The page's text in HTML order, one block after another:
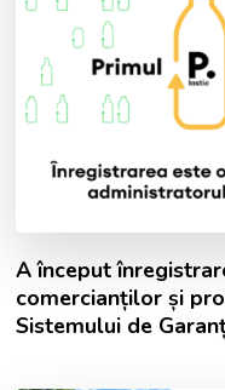
A început
comercianților și
Sistemului de